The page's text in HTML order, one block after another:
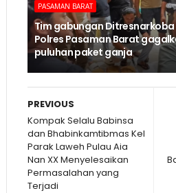
PASAMAN BARAT
Tim gabungan
Polres Pasaman Barat
puluhan paket ganja
PREVIOUS
Kompak Selalu Babinsa
dan Bhabinkamtibmas Kel
Parak Laweh Pulau Aia
Nan XX Menyelesaikan
Permasalahan yang
Terjadi